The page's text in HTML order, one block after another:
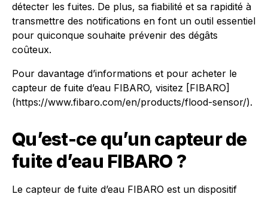
détecter les fuites. De plus, sa fiabilité et sa rapidité à
transmettre des notifications en font un outil essentiel
pour quiconque souhaite prévenir des dégâts
coûteux.
Pour davantage d’informations et pour acheter le
capteur de fuite d’eau FIBARO, visitez [FIBARO]
(https://www.fibaro.com/en/products/flood-sensor/).
Qu’est-ce qu’un capteur de
fuite d’eau FIBARO ?
Le capteur de fuite d’eau FIBARO est un dispositif